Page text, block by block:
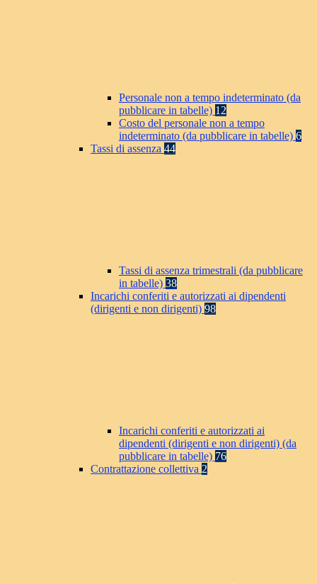
Personale non a tempo indeterminato (da
pubblicare in tabelle) 12
Costo del personale non a tempo
indeterminato (da pubblicare in tabelle) 6
Tassi di assenza 44
Tassi di assenza trimestrali (da pubblicare
in tabelle) 38
Incarichi conferiti e autorizzati ai dipendenti
(dirigenti e non dirigenti) 98
Incarichi conferiti e autorizzati ai
dipendenti (dirigenti e non dirigenti) (da
pubblicare in tabelle) 76
Contrattazione collettiva 2